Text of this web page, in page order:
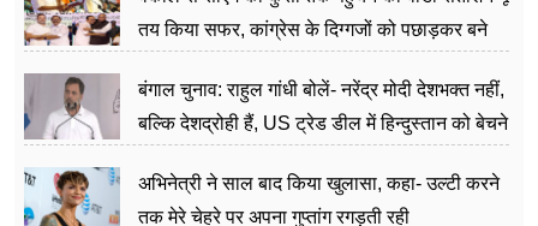
तय किया सफर, कांग्रेस के दिग्गजों को पछाड़कर बने
बंगाल चुनाव: राहुल गांधी बोलें- नरेंद्र मोदी देशभक्त नहीं,
बल्कि देशद्रोही हैं, US ट्रेड डील में हिन्दुस्तान को बेचने
अभिनेत्री ने साल बाद किया खुलासा, कहा- उल्टी करने
तक मेरे चेहरे पर अपना गुप्तांग रगड़ती रही